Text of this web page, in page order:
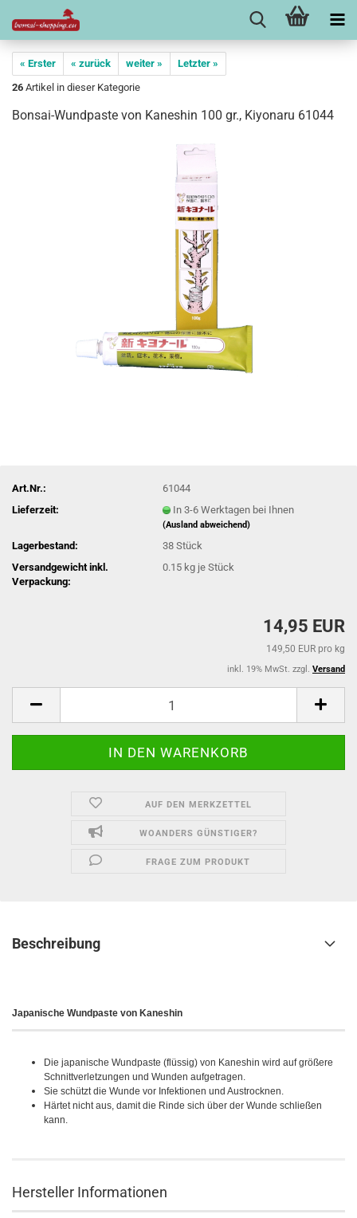
« Erster « zurück weiter »
Letzter »
26 Artikel in dieser Kategorie
Bonsai-Wundpaste von Kaneshin 100 gr., Kiyonaru 61044
Art.Nr.:
61044
Lieferzeit:
In 3-6 Werktagen bei Ihnen
(Ausland abweichend)
Lagerbestand: 38Stück
Versandgewicht inkl.
Verpackung:
0.15 kg je Stück
14,95 EUR
149,50 EUR pro kg
inkl. 19% MwSt. zzgl. Versand
AUF DEN MERKZETTEL
WOANDERS GÜNSTIGER?
FRAGE ZUM PRODUKT
Beschreibung
Japanische Wundpaste von Kaneshin
Die japanische Wundpaste (flüssig) von Kaneshin wird auf größere
Schnittverletzungen und Wunden aufgetragen.
Sie schützt die Wunde vor Infektionen und Austrocknen.
Härtet nicht aus, damit die Rinde sich über der Wunde schließen
kann.
Hersteller Informationen